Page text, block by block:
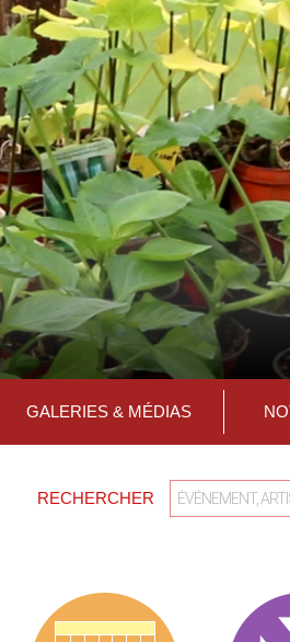
GALERIES & MÉDIAS
FORMULAIRE
RECHERCHER